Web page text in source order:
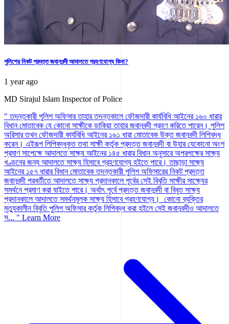
পুলিশের নিকট প্রদত্ত জবানবন্দী আদালতে গ্রহণযোগ্য কিনা?
1 year ago
MD Sirajul Islam Inspector of Police
" তদন্তকারী পুলিশ অফিসার তাহার তদন্তকালে ফৌজদারী কার্যবিধি আইনের ১৬০ ধারার
বিধান মোতাবেক যে কোনো সাক্ষীকে ডাকিয়া তাহার জবানবন্দী গ্রহণ করিতে পারেন। পুলিশ
অরিসার তখন ফৌজদারী কার্যবিধি আইনের ১৬১ ধারা মোতাবেক উক্ত জবানবন্দী লিপিবদ্ধ
করেন। এইরূপ লিপিবদ্ধকৃত তথা সাক্ষী কর্তৃক প্রদত্ত জবানবন্দী বা উহার যেকোনো অংশ
প্রমাণ সাপেক্ষে আদালতে সাক্ষ্য আইনের ১৪৫ ধারার বিধান অনুসারে অপরপক্ষের সাক্ষ্য
খণ্ডনের জন্য আদালতে সাক্ষ্য হিসাবে গ্রহণযোগ্য হইতে পারে। তাছাড়া সাক্ষ্য
আইনের ১৫৭ ধারার বিধান মোতাবেক তদন্তকারী পুলিশ অফিসারের নিকট প্রদত্ত
জবানবন্দী পরবর্তীতে আদালতে সাক্ষ্য প্রদানকালে পূর্বের সেই বিবৃতি সাক্ষীর সাক্ষ্যের
সমর্থনে প্রমাণ করা যাইতে পারে। অর্থাৎ পূর্বে প্রদত্ত জবানবন্দী বা বিবৃত সাক্ষ্য
প্রদানকালে আদালতে সমর্থনমূলক সাক্ষ্য হিসাবে গ্রহণযোগ্য। কোনো ব্যক্তির
মৃত্যুকালীন বিবৃতি পুলিশ অফিসার কর্তৃক লিপিবদ্ধ করা হইলে সেই জবানবন্দীও আদালতে
স... " Learn More